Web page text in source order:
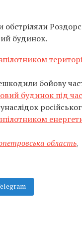
будинок.
бойову
будинок під
область,